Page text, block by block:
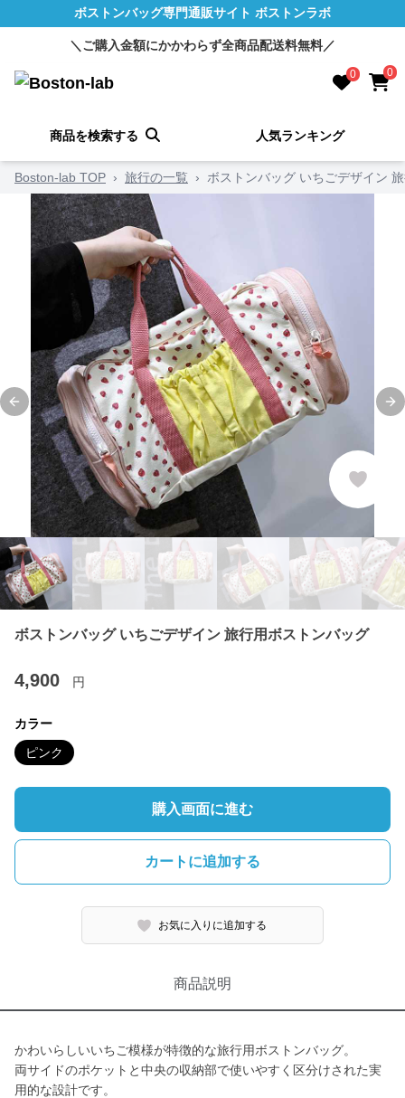
ボストンバッグ専門通販サイト ボストンラボ
＼ご購入金額にかかわらず全商品配送料無料／
0 0
商品を検索する 人気ランキング
Boston-lab TOP › 旅行の一覧 › ボストンバッグ いちごデザイン
Previous slide
ボストンバッグ いちごデザイン 旅行用ボストンバッグ
4,900 円
カラー
ピンク
購入画面に進む
カートに追加する
お気に入りに追加する
商品説明
かわいらしいいちご模様が特徴的な旅行用ボストンバッグ。
両サイドのポケットと中央の収納部で使いやすく区分けされた実
用的な設計です。